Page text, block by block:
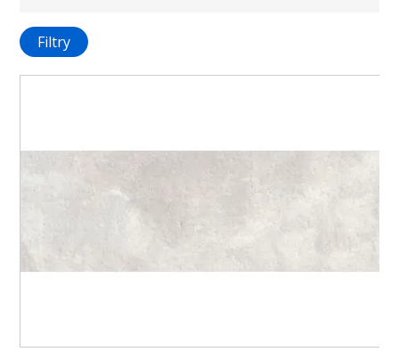
Filtry